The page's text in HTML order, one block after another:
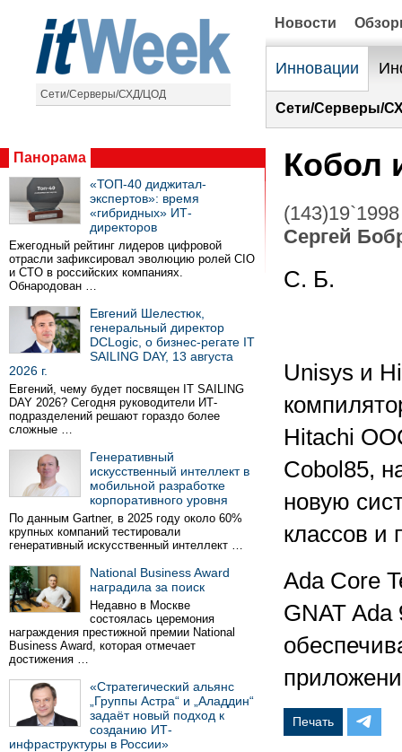
Сети/Серверы/СХД/ЦОД
Новости
Инновации
Сети/Серверы/
Панорама
«ТОП-40 диджитал-
экспертов»: время
«гибридных» ИТ-
директоров
Ежегодный рейтинг лидеров цифровой
отрасли зафиксировал эволюцию ролей CIO
и CTO в российских компаниях.
Обнародован …
Евгений Шелестюк,
генеральный директор
DCLogic, о бизнес-регате IT
SAILING DAY, 13 августа
2026 г.
Евгений, чему будет посвящен IT SAILING
DAY 2026? Сегодня руководители ИТ-
подразделений решают гораздо более
сложные …
Генеративный
искусственный интеллект в
мобильной разработке
корпоративного уровня
По данным Gartner, в 2025 году около 60%
крупных компаний тестировали
генеративный искусственный интеллект …
National Business Award
наградила за поиск
Недавно в Москве
состоялась церемония
награждения престижной премии National
Business Award, которая отмечает
достижения …
«Стратегический альянс
„Группы Астра“ и „Аладдин“
задаёт новый подход к
созданию ИТ-
инфраструктуры в России»
Кобол
(143)19`1998
Сергей
С. Б.
Unisys и
Hitachi
Cobol85,
новую
классов и
Ada Core
GNAT Ada
Печать